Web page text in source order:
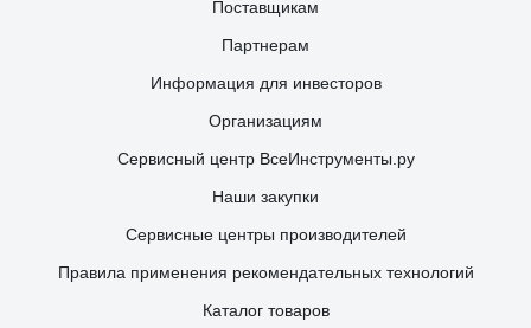
Поставщикам
Партнерам
Информация для инвесторов
Организациям
Сервисный центр ВсеИнструменты.ру
Наши закупки
Сервисные центры производителей
Правила применения рекомендательных технологий
Каталог товаров